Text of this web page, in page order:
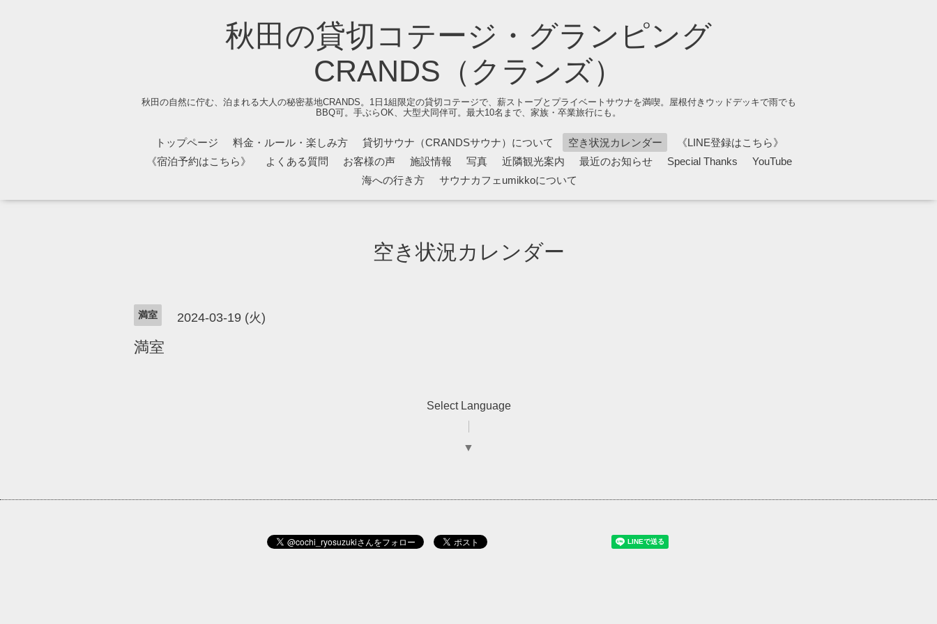
秋田の貸切コテージ・グランピング
CRANDS（クランズ）
秋田の自然に佇む、泊まれる大人の秘密基地CRANDS。1日1組限定の貸切コテージで、薪ストーブとプライベートサウナを満喫。屋根付きウッドデッキで雨でも
BBQ可。手ぶらOK、大型犬同伴可。最大10名まで、家族・卒業旅行にも。
トップページ 料金・ルール・楽しみ方 貸切サウナ（CRANDSサウナ）について 空き状況カレンダー
《LINE登録はこちら》
《宿泊予約はこちら》
よくある質問 お客様の声 施設情報 写真 近隣観光案内 最近のお知らせ Special Thanks
YouTube
海への行き方
サウナカフェumikkoについて
空き状況カレンダー
満室 2024-03-19 (火)
満室
Select Language
▼